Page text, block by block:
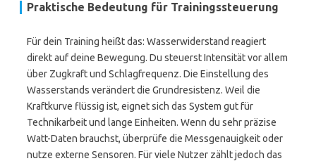
Praktische Bedeutung für Trainingssteuerung
Für dein Training heißt das: Wasserwiderstand reagiert
direkt auf deine Bewegung. Du steuerst Intensität vor allem
über Zugkraft und Schlagfrequenz. Die Einstellung des
Wasserstands verändert die Grundresistenz. Weil die
Kraftkurve flüssig ist, eignet sich das System gut für
Technikarbeit und lange Einheiten. Wenn du sehr präzise
Watt-Daten brauchst, überprüfe die Messgenauigkeit oder
nutze externe Sensoren. Für viele Nutzer zählt jedoch das